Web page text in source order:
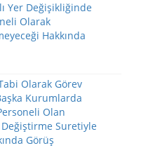
Yer Değişikliğinde
Olarak
Hakkında
Olarak Görev
Kurumlarda
Olan
Suretiyle
Görüş